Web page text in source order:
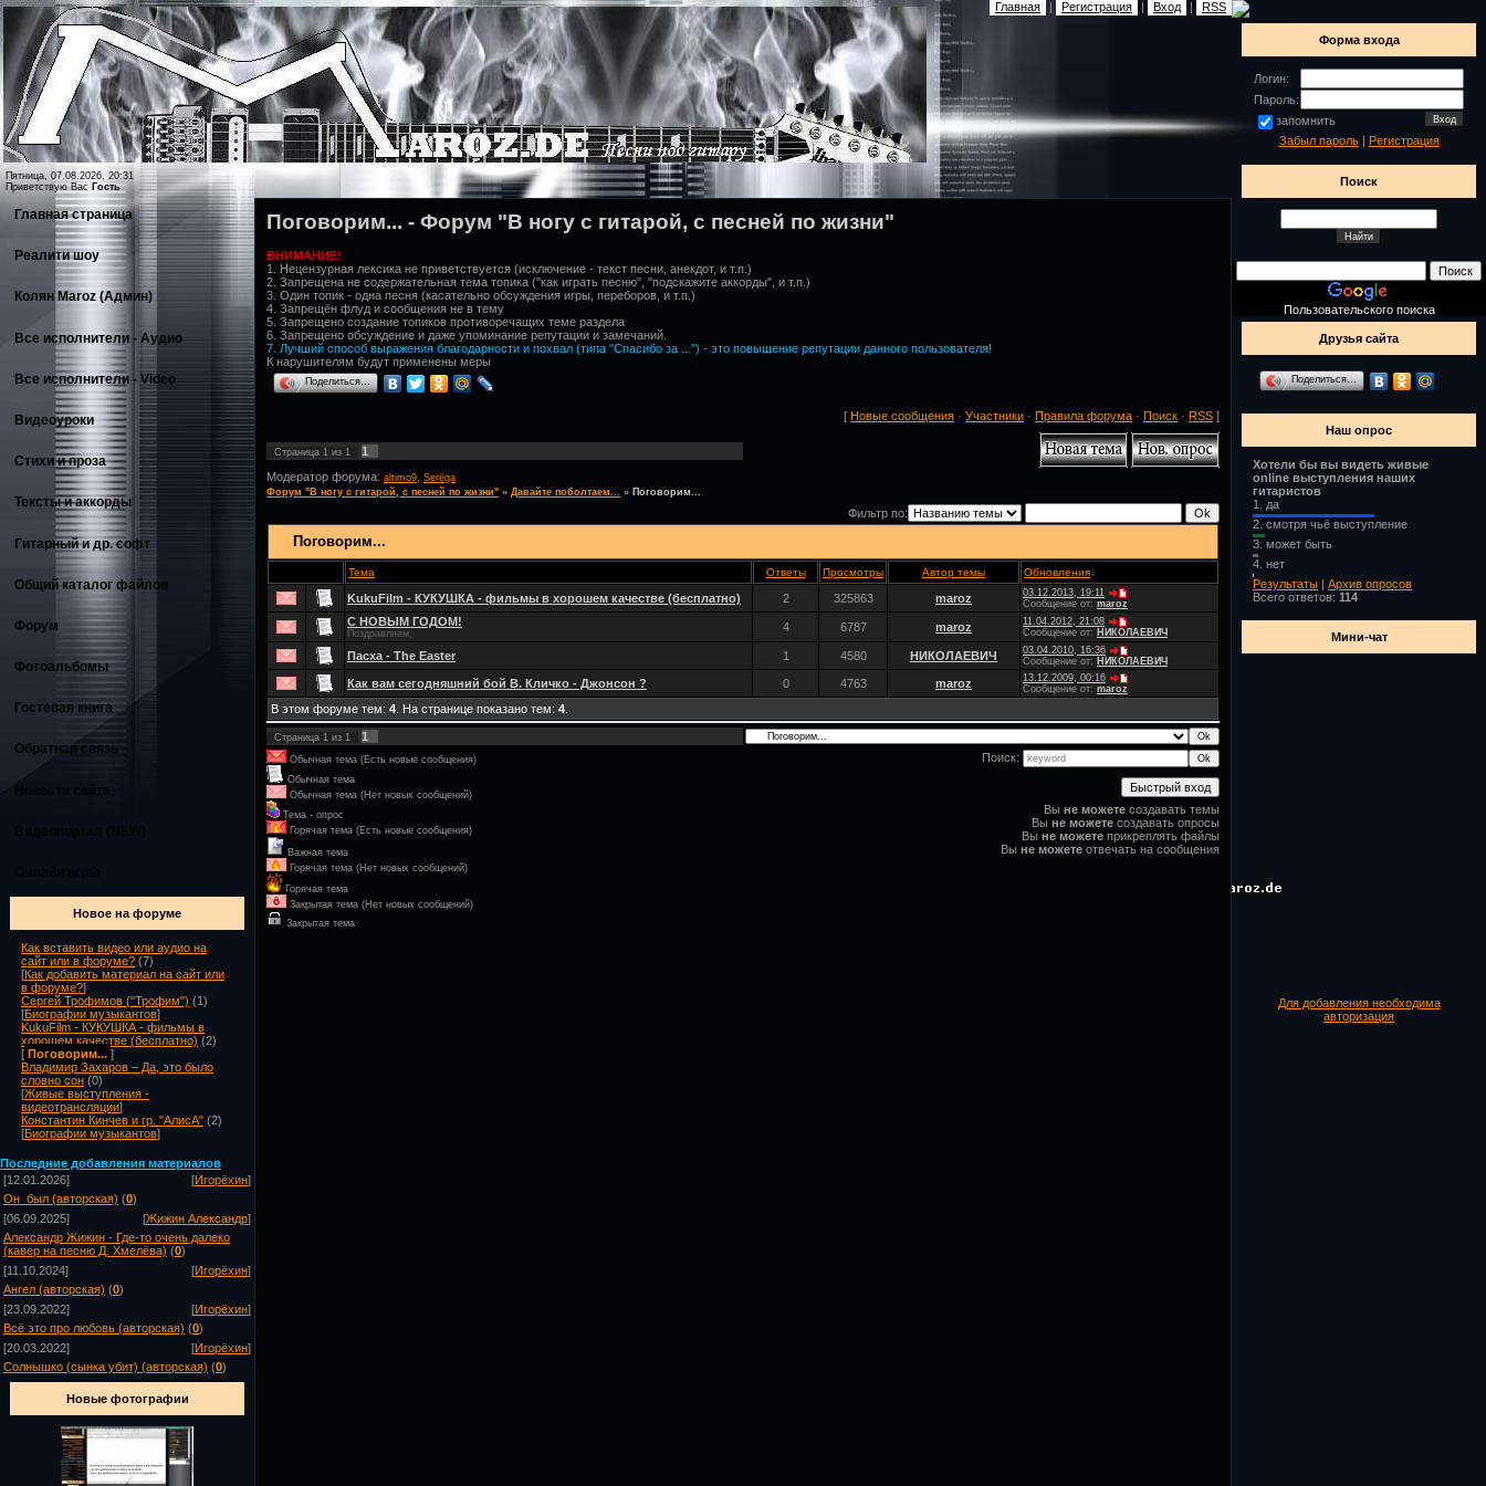
Главная | Регистрация | Вход | RSS
Пятница, 07.08.2026, 20:31
Приветствую Вас Гость
Главная страница
Реалити шоу
Колян Maroz (Админ)
Все исполнители - Аудио
Все исполнители - Video
Видеоуроки
Стихи и проза
Тексты и аккорды
Гитарный и др. софт
Общий каталог файлов
Форум
Фотоальбомы
Гостевая книга
Обратная связь
Новости сайта
Новое на форуме
Как вставить видео или аудио на
сайт или в форуме? (7)
[Как добавить материал на сайт или
в форуме?]
Сергей Трофимов ("Трофим") (1)
[Биографии музыкантов]
KukuFilm - КУКУШКА - фильмы в
хорошем качестве (бесплатно) (2)
[ Поговорим... ]
Владимир Захаров – Да, это было
словно сон (0)
[Живые выступления -
видеотрансляции]
Константин Кинчев и гр. "АлисА" (2)
[Биографии музыкантов]
Последние добавления материалов
[12.01.2026]
[Игорёхин]
Он_был (авторская) (0)
[06.09.2025]
[Жижин Александр]
Александр Жижин - Где-то очень далеко
(кавер на песню Д. Хмелёва) (0)
[11.10.2024]
[Игорёхин]
Ангел (авторская) (0)
[23.09.2022]
[Игорёхин]
Всё это про любовь (авторская) (0)
[20.03.2022]
[Игорёхин]
Солнышко (сынка убит) (авторская) (0)
Новые фотографии
Поговорим... - Форум "В ногу с гитарой, с песней по жизни"
ВНИМАНИЕ!
1. Нецензурная лексика не приветствуется (исключение - текст песни, анекдот, и т.п.)
2. Запрещена не содержательная тема топика ("как играть песню", "подскажите аккорды", и т.п.)
3. Один топик - одна песня (касательно обсуждения игры, переборов, и т.п.)
4. Запрещён флуд и сообщения не в тему
5. Запрещено создание топиков противоречащих теме раздела
6. Запрещено обсуждение и даже упоминание репутации и замечаний.
7. Лучший способ выражения благодарности и похвал (типа "Спасибо за ...") - это повышение репутации данного пользователя!
К нарушителям будут применены меры
Поделиться…
[ Новые сообщения · Участники · Правила форума · Поиск · RSS ]
Страница 1 из 1
1
Модератор форума: altimo9 Serёga
Форум "В ногу с гитарой, с песней по жизни" » Давайте поболтаем... » Поговорим...
Фильтр по:
Поговорим...
Тема Ответы Просмотры Автор темы Обновления↓
KukuFilm - КУКУШКА - фильмы в хорошем качестве (бесплатно) 2 325863 maroz
03.12.2013, 19:11
Сообщение от: maroz
С НОВЫМ ГОДОМ!
Поздравляем, 4 6787 maroz
11.04.2012, 21:08
Сообщение от: НИКОЛАЕВИЧ
Пасха - The Easter 1 4580 НИКОЛАЕВИЧ
03.04.2010, 16:36
Сообщение от: НИКОЛАЕВИЧ
Как вам сегодняшний бой В. Кличко - Джонсон ? 0 4763 maroz
13.12.2009, 00:16
Сообщение от: maroz
В этом форуме тем: 4 . На странице показано тем: 4
Страница 1 из 1 1
Обычная тема (Есть новые сообщения)
Обычная тема
Обычная тема (Нет новых сообщений)
Тема - опрос
Горячая тема (Есть новые сообщения)
Важная тема
Горячая тема (Нет новых сообщений)
Горячая тема
Закрытая тема (Нет новых сообщений)
Закрытая тема
Поиск:
Вы не можете создавать темы
Вы не можете создавать опросы
Вы не можете прикреплять файлы
Вы не можете отвечать на сообщения
Форма входа
Логин:
Пароль:
запомнить
Забыл пароль| Регистрация
Поиск
Пользовательского поиска
Друзья сайта
Поделиться…
Наш опрос
Хотели бы вы видеть живые
online выступления наших
гитаристов
1. да
2. смотря чьё выступление
3. может быть
4. нет
Результаты | Архив опросов
Всего ответов: 114
Мини-чат
Для добавления необходима
авторизация